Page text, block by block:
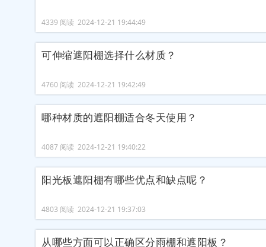
4339 阅读 2024-12-21 19:44:49
可伸缩遮阳棚选择什么材质？
4760 阅读 2024-12-21 19:42:49
哪种材质的遮阳棚适合冬天使用？
4087 阅读 2024-12-21 19:40:22
阳光板遮阳棚有哪些优点和缺点呢？
4803 阅读 2024-12-21 19:37:03
从哪些方面可以正确区分雨棚和遮阳板？